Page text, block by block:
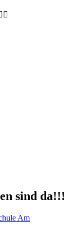
sind da!!!
Am